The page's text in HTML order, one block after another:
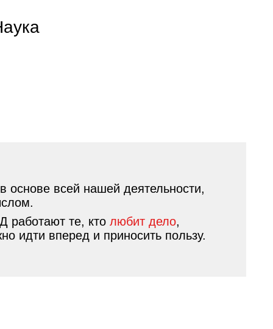
основе всей нашей деятельности,
работают те, кто любит дело,
идти вперед и приносить пользу.